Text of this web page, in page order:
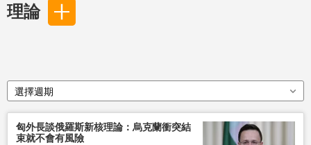
理論
選擇週期
匈外長談俄羅斯新核理論：烏克蘭衝突結
束就不會有風險